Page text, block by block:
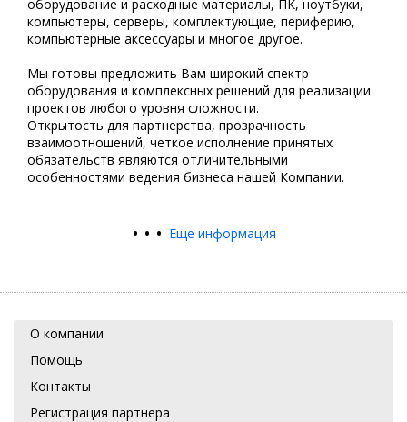
оборудование и расходные материалы, ПК, ноутбуки,
компьютеры, серверы, комплектующие, периферию,
компьютерные аксессуары и многое другое.
Мы готовы предложить Вам широкий спектр
оборудования и комплексных решений для реализации
проектов любого уровня сложности.
Открытость для партнерства, прозрачность
взаимоотношений, четкое исполнение принятых
обязательств являются отличительными
особенностями ведения бизнеса нашей Компании.
• • • Еще информация
О компании
Помощь
Контакты
Регистрация партнера